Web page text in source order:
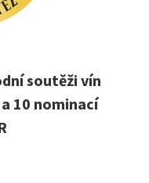
soutěži vín
10 nominací